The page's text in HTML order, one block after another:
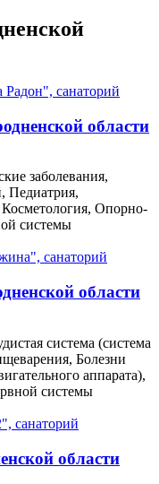
области
заболевания,
Педиатрия,
Опорно-
системы
области
система (система
Болезни
аппарата),
системы
области